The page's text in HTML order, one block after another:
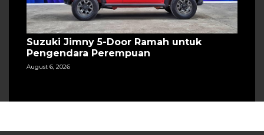
Suzuki Jimny 5-Door Ramah untuk
Pengendara Perempuan
August 6, 2026